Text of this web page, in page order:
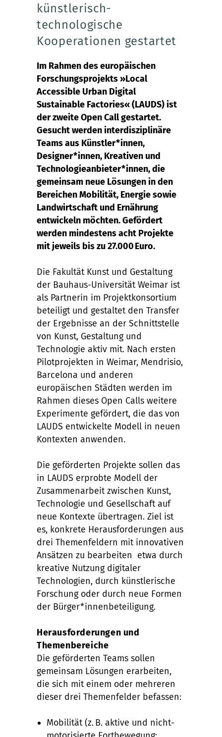
künstlerisch-
technologische
Kooperationen gestartet
Im Rahmen des europäischen
Forschungsprojekts »Local
Accessible Urban Digital
Sustainable Factories« (LAUDS) ist
der zweite Open Call gestartet.
Gesucht werden interdisziplinäre
Teams aus Künstler*innen,
Designer*innen, Kreativen und
Technologieanbieter*innen, die
gemeinsam neue Lösungen in den
Bereichen Mobilität, Energie sowie
Landwirtschaft und Ernährung
entwickeln möchten. Gefördert
werden mindestens acht Projekte
mit jeweils bis zu 27.000 Euro.
Die Fakultät Kunst und Gestaltung
der Bauhaus-Universität Weimar ist
als Partnerin im Projektkonsortium
beteiligt und gestaltet den Transfer
der Ergebnisse an der Schnittstelle
von Kunst, Gestaltung und
Technologie aktiv mit. Nach ersten
Pilotprojekten in Weimar, Mendrisio,
Barcelona und anderen
europäischen Städten werden im
Rahmen dieses Open Calls weitere
Experimente gefördert, die das von
LAUDS entwickelte Modell in neuen
Kontexten anwenden.
Die geförderten Projekte sollen das
in LAUDS erprobte Modell der
Zusammenarbeit zwischen Kunst,
Technologie und Gesellschaft auf
neue Kontexte übertragen. Ziel ist
es, konkrete Herausforderungen aus
drei Themenfeldern mit innovativen
Ansätzen zu bearbeiten etwa durch
kreative Nutzung digitaler
Technologien, durch künstlerische
Forschung oder durch neue Formen
der Bürger*innenbeteiligung.
Herausforderungen und
Themenbereiche
Die geförderten Teams sollen
gemeinsam Lösungen erarbeiten,
die sich mit einem oder mehreren
dieser drei Themenfelder befassen:
Mobilität (z. B. aktive und nicht-